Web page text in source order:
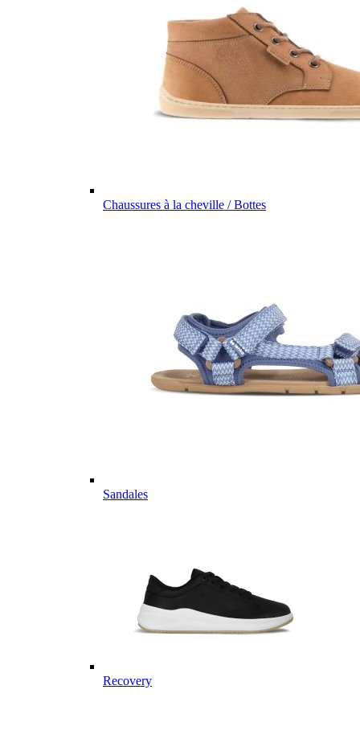
Chaussures à la cheville / Bottes
Sandales
Recovery